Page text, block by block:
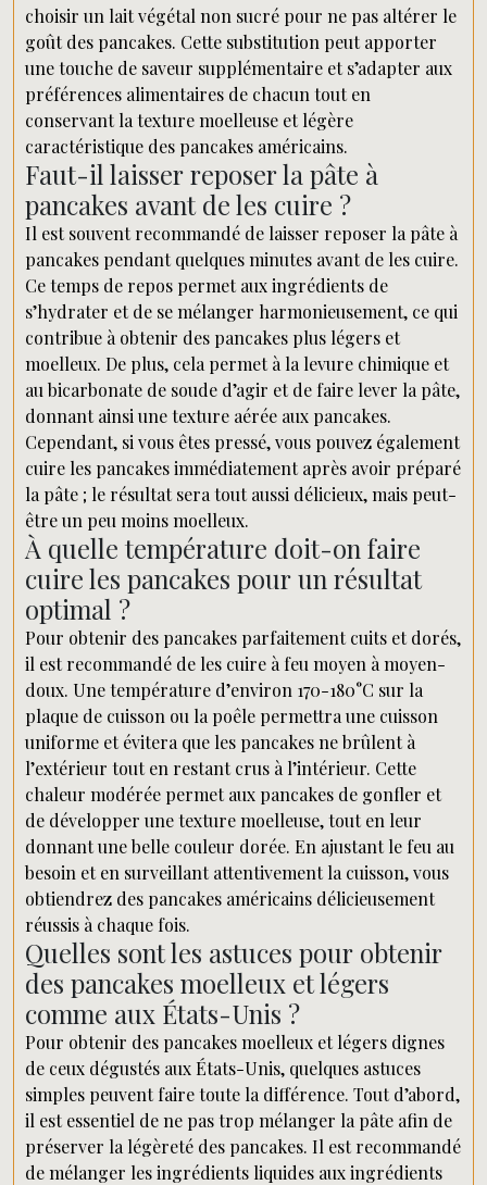
choisir un lait végétal non sucré pour ne pas altérer le
goût des pancakes. Cette substitution peut apporter
une touche de saveur supplémentaire et s’adapter aux
préférences alimentaires de chacun tout en
conservant la texture moelleuse et légère
caractéristique des pancakes américains.
Faut-il laisser reposer la pâte à
pancakes avant de les cuire ?
Il est souvent recommandé de laisser reposer la pâte à
pancakes pendant quelques minutes avant de les cuire.
Ce temps de repos permet aux ingrédients de
s’hydrater et de se mélanger harmonieusement, ce qui
contribue à obtenir des pancakes plus légers et
moelleux. De plus, cela permet à la levure chimique et
au bicarbonate de soude d’agir et de faire lever la pâte,
donnant ainsi une texture aérée aux pancakes.
Cependant, si vous êtes pressé, vous pouvez également
cuire les pancakes immédiatement après avoir préparé
la pâte ; le résultat sera tout aussi délicieux, mais peut-
être un peu moins moelleux.
À quelle température doit-on faire
cuire les pancakes pour un résultat
optimal ?
Pour obtenir des pancakes parfaitement cuits et dorés,
il est recommandé de les cuire à feu moyen à moyen-
doux. Une température d’environ 170-180°C sur la
plaque de cuisson ou la poêle permettra une cuisson
uniforme et évitera que les pancakes ne brûlent à
l’extérieur tout en restant crus à l’intérieur. Cette
chaleur modérée permet aux pancakes de gonfler et
de développer une texture moelleuse, tout en leur
donnant une belle couleur dorée. En ajustant le feu au
besoin et en surveillant attentivement la cuisson, vous
obtiendrez des pancakes américains délicieusement
réussis à chaque fois.
Quelles sont les astuces pour obtenir
des pancakes moelleux et légers
comme aux États-Unis ?
Pour obtenir des pancakes moelleux et légers dignes
de ceux dégustés aux États-Unis, quelques astuces
simples peuvent faire toute la différence. Tout d’abord,
il est essentiel de ne pas trop mélanger la pâte afin de
préserver la légèreté des pancakes. Il est recommandé
de mélanger les ingrédients liquides aux ingrédients